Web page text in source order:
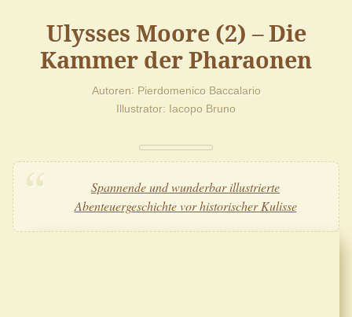
Ulysses Moore (2) – Die
Kammer der Pharaonen
Autoren Pierdomenico Baccalario
Illustrator Iacopo Bruno
Spannende und wunderbar illustrierte
Abenteuergeschichte vor historischer Kulisse